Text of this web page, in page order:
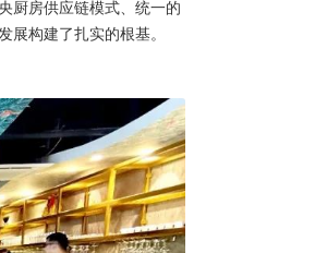
厨房供应链模式、统一的
构建了扎实的根基。